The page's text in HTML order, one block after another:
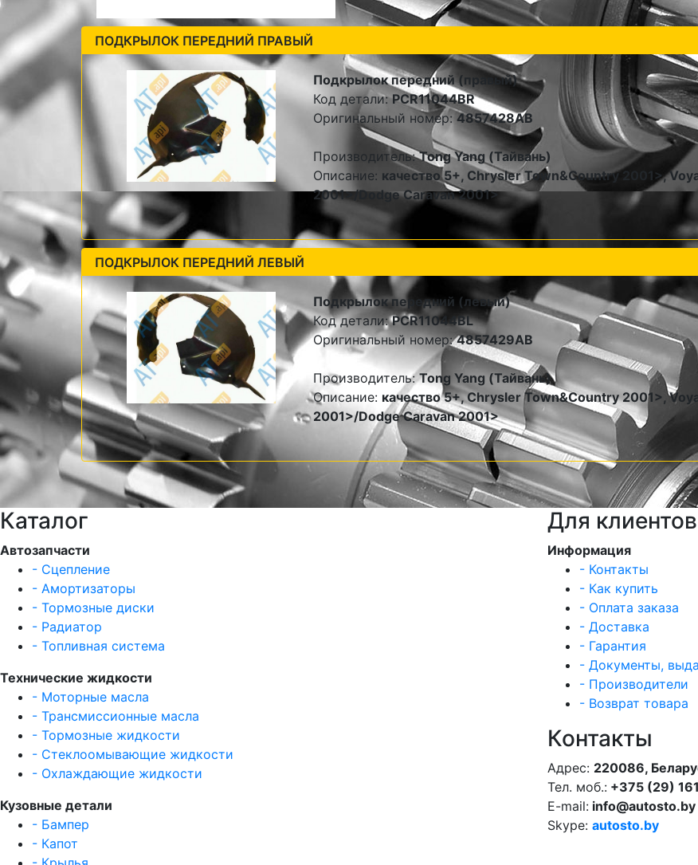
ПОДКРЫЛОК ПЕРЕДНИЙ ПРАВЫЙ
Подкрылок передний (правый)
Код детали:PCR11044BR
Оригинальный номер: 4857428AB
Производитель:Tong Yang (Тайвань)
Описание: качество 5+, Chrysler Town&Country 2001>,
2001>/Dodge Caravan 2001>
ПОДКРЫЛОК ПЕРЕДНИЙ ЛЕВЫЙ
Подкрылок передний (левый)
Код детали:PCR11044BL
Оригинальный номер:4857429AB
Производитель:Tong Yang (Тайвань)
Описание: качество 5+, Chrysler Town&Country 2001>,
2001>/Dodge Caravan 2001>
Каталог
Автозапчасти
- Сцепление
- Амортизаторы
- Тормозные диски
- Радиатор
- Топливная система
Технические жидкости
- Моторные масла
- Трансмиссионные масла
- Тормозные жидкости
- Стеклоомывающие жидкости
- Охлаждающие жидкости
Кузовные детали
- Бампер
- Капот
Для клиентов
Информация
- Контакты
- Как купить
- Оплата заказа
- Доставка
- Гарантия
- Документы,
- Производители
- Возврат товара
Контакты
Адрес: 220086,
Тел. моб.: +375 (29)
E-mail: info@autosto.by
Skype: autosto.by